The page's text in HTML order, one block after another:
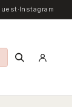
·Instagram